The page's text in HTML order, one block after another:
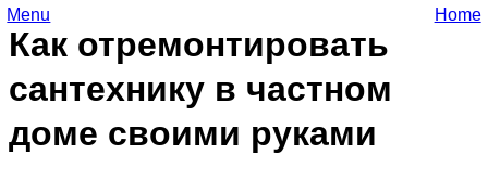
Как отремонтировать
сантехнику в частном
доме своими руками
Menu Home